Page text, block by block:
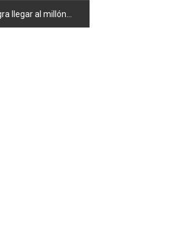
al millón & news 48